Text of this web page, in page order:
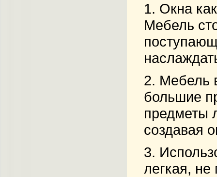
1. Окна
Мебель
2. Мебель
большие
предметы
создавая
3.
легкая,